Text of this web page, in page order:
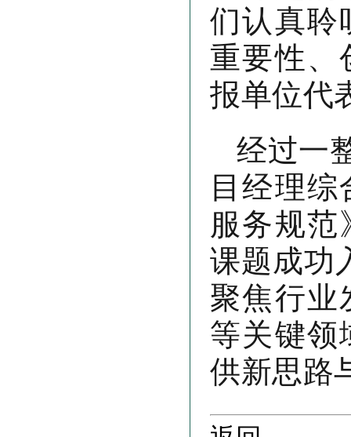
们认真聆
重要性、
报单位代
经过一
目经理
服务规范
课题成功
聚焦行业
等关键领
供新思路